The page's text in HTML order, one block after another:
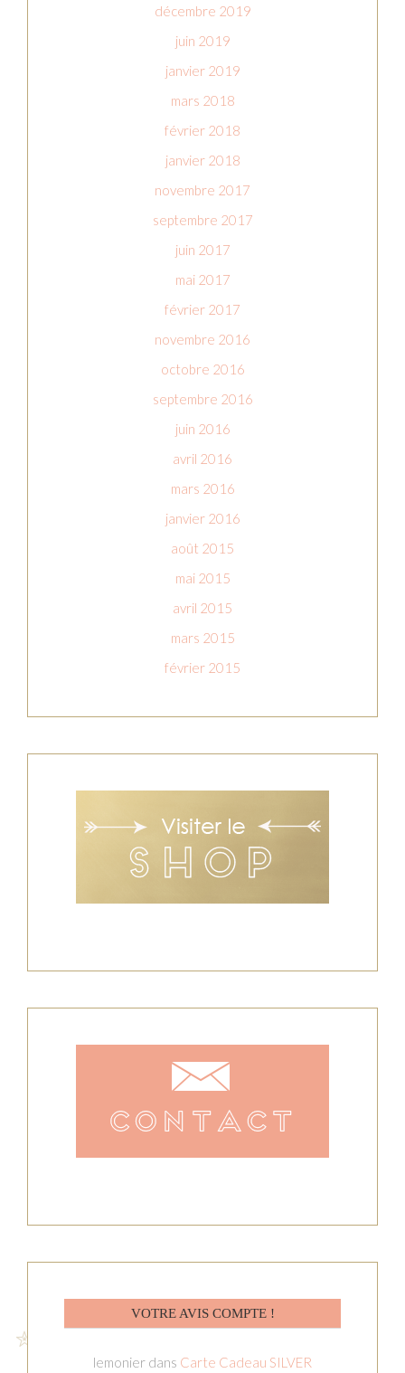
décembre 2019
juin 2019
janvier 2019
mars 2018
février 2018
janvier 2018
novembre 2017
septembre 2017
juin 2017
mai 2017
février 2017
novembre 2016
octobre 2016
septembre 2016
juin 2016
avril 2016
mars 2016
janvier 2016
août 2015
mai 2015
avril 2015
mars 2015
février 2015
VOTRE AVIS COMPTE !
lemonier dans Carte Cadeau SILVER